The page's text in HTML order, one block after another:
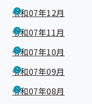
令和07年12月
令和07年11月
令和07年10月
令和07年09月
令和07年08月